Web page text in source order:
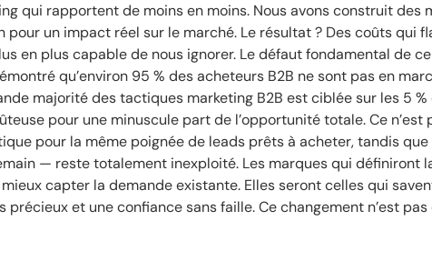
qui rapportent de moins en moins. Nous avons construit des
pour un impact réel sur le marché. Le résultat ? Des coûts qui
en plus capable de nous ignorer. Le défaut fondamental de
qu’environ 95 % des acheteurs B2B ne sont pas en
majorité des tactiques marketing B2B est ciblée sur les 5 %
pour une minuscule part de l’opportunité totale. Ce n’est
pour la même poignée de leads prêts à acheter, tandis
— reste totalement inexploité. Les marques qui définiront
capter la demande existante. Elles seront celles qui
et une confiance sans faille. Ce changement n’est